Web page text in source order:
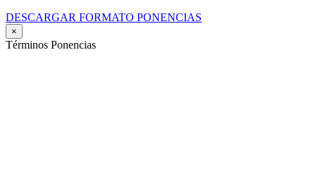
DESCARGAR FORMATO PONENCIAS
×
Términos Ponencias